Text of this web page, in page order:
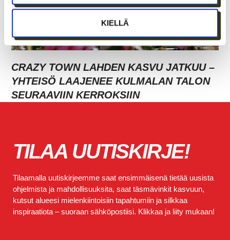
KIELLÄ
CRAZY TOWN LAHDEN KASVU JATKUU –
YHTEISÖ LAAJENEE KULMALAN TALON
SEURAAVIIN KERROKSIIN
TILAA UUTISKIRJE!
Tilaamalla uutiskirjeemme saat ensimmäisenä tietää uusista
ohjelmista ja mahdollisuuksita, saat täsmävinkit kasvuun,
kutsut alueesi mielenkiintoisiin tapahtumiin ja silkkaa
inspiraatiota – suoraan sähköpostiisi. Klikkaa ja liity mukaan!